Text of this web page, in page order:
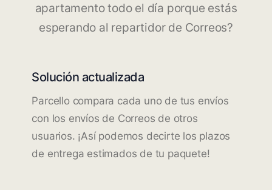
apartamento todo el día porque estás
esperando al repartidor de Correos?
Solución actualizada
Parcello compara cada uno de tus envíos
con los envíos de Correos de otros
usuarios. ¡Así podemos decirte los plazos
de entrega estimados de tu paquete!